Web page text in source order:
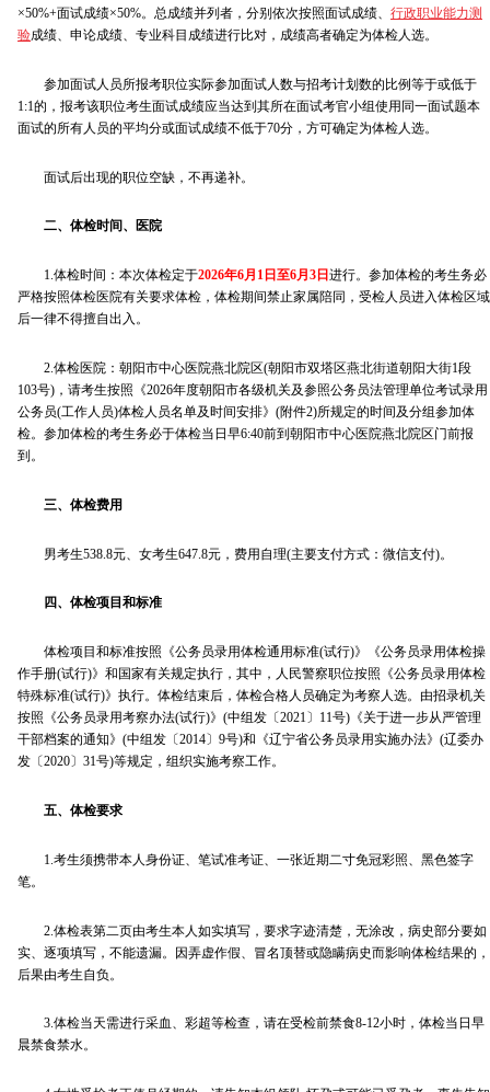
×50%+面试成绩×50%。总成绩并列者，分别依次按照面试成绩、 行政职业能力测
验成绩、申论成绩、专业科目成绩进行比对，成绩高者确定为体检人选。
参加面试人员所报考职位实际参加面试人数与招考计划数的比例等于或低于
1:1的，报考该职位考生面试成绩应当达到其所在面试考官小组使用同一面试题本
面试的所有人员的平均分或面试成绩不低于70分，方可确定为体检人选。
面试后出现的职位空缺，不再递补。
二、体检时间、医院
1.体检时间：本次体检定于2026年6月1日至6月3日 进行。参加体检的考生务必
严格按照体检医院有关要求体检，体检期间禁止家属陪同，受检人员进入体检区域
后一律不得擅自出入。
2.体检医院：朝阳市中心医院燕北院区(朝阳市双塔区燕北街道朝阳大街1段
103号)，请考生按照《2026年度朝阳市各级机关及参照公务员法管理单位考试录用
公务员(工作人员)体检人员名单及时间安排》(附件2)所规定的时间及分组参加体
检。参加体检的考生务必于体检当日早6:40前到朝阳市中心医院燕北院区门前报
到。
三、体检费用
男考生538.8元、女考生647.8元，费用自理(主要支付方式：微信支付)。
四、体检项目和标准
体检项目和标准按照《公务员录用体检通用标准(试行)》《公务员录用体检操
作手册(试行)》和国家有关规定执行，其中，人民警察职位按照《公务员录用体检
特殊标准(试行)》执行。体检结束后，体检合格人员确定为考察人选。由招录机关
按照《公务员录用考察办法(试行)》(中组发〔2021〕11号)《关于进一步从严管理
干部档案的通知》(中组发〔2014〕9号)和《辽宁省公务员录用实施办法》(辽委办
发〔2020〕31号)等规定，组织实施考察工作。
五、体检要求
1.考生须携带本人身份证、笔试准考证、一张近期二寸免冠彩照、黑色签字
笔。
2.体检表第二页由考生本人如实填写，要求字迹清楚，无涂改，病史部分要如
实、逐项填写，不能遗漏。因弄虚作假、冒名顶替或隐瞒病史而影响体检结果的，
后果由考生自负。
3.体检当天需进行采血、彩超等检查，请在受检前禁食8-12小时，体检当日早
晨禁食禁水。